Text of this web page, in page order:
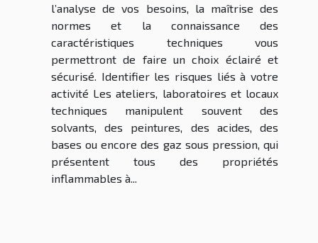
l’analyse de vos besoins, la maîtrise des
normes et la connaissance des
caractéristiques techniques vous
permettront de faire un choix éclairé et
sécurisé. Identifier les risques liés à votre
activité Les ateliers, laboratoires et locaux
techniques manipulent souvent des
solvants, des peintures, des acides, des
bases ou encore des gaz sous pression, qui
présentent tous des propriétés
inflammables à...